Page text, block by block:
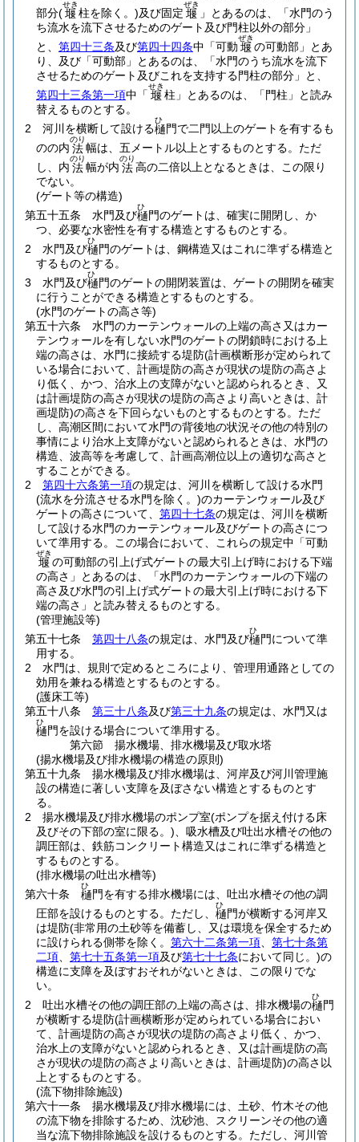
部分(堰
せき
柱を除く。)及び固定 堰
ぜき
」とあるのは、「水門のう
ち流水を流下させるためのゲート及び門柱以外の部分」
と、 第四十三条及び第四十四条中「可動 堰
ぜき
の可動部」とあ
り、及び「可動部」とあるのは、「水門のうち流水を流下
させるためのゲート及びこれを支持する門柱の部分」と、
第四十三条第一項中「 堰
せき
柱」とあるのは、「門柱」と読み
替えるものとする。
2
河川を横断して設ける樋
ひ
門で二門以上のゲートを有するも
のの内 法
のり
幅は、五メートル以上とするものとする。 ただ
し、内 法
のり
幅が内 法
のり
高の二倍以上となるときは、この限り
でない。
(ゲート等の構造)
第五十五条
水門及び樋
ひ
門のゲートは、確実に開閉し、か
つ、必要な水密性を有する構造とするものとする。
2
水門及び樋
ひ
門のゲートは、鋼構造又はこれに準ずる構造と
するものとする。
3
水門及び樋
ひ
門のゲートの開閉装置は、ゲートの開閉を確実
に行うことができる構造とするものとする。
(水門のゲートの高さ等)
第五十六条
水門のカーテンウォールの上端の高さ又はカー
テンウォールを有しない水門のゲートの閉鎖時における上
端の高さは、水門に接続する堤防(計画横断形が定められて
いる場合において、計画堤防の高さが現状の堤防の高さよ
り低く、かつ、治水上の支障がないと認められるとき、又
は計画堤防の高さが現状の堤防の高さより高いときは、計
画堤防)の高さを下回らないものとするものとする。 ただ
し、高潮区間において水門の背後地の状況その他の特別の
事情により治水上支障がないと認められるときは、水門の
構造、波高等を考慮して、計画高潮位以上の適切な高さと
することができる。
2
第四十六条第一項の規定は、河川を横断して設ける水門
(流水を分流させる水門を除く。)のカーテンウォール及び
ゲートの高さについて、 第四十七条の規定は、河川を横断
して設ける水門のカーテンウォール及びゲートの高さにつ
いて準用する。
この場合において、これらの規定中「可動
堰
ぜき
の可動部の引上げ式ゲートの最大引上げ時における下端
の高さ」とあるのは、「水門のカーテンウォールの下端の
高さ及び水門の引上げ式ゲートの最大引上げ時における下
端の高さ」と読み替えるものとする。
(管理施設等)
第五十七条
第四十八条の規定は、水門及び樋
ひ
門について準
用する。
2
水門は、規則で定めるところにより、管理用通路としての
効用を兼ねる構造とするものとする。
(護床工等)
第五十八条
第三十八条及び第三十九条の規定は、水門又は
樋
ひ
門を設ける場合について準用する。
第六節
揚水機場、排水機場及び取水塔
(揚水機場及び排水機場の構造の原則)
第五十九条
揚水機場及び排水機場は、河岸及び河川管理施
設の構造に著しい支障を及ぼさない構造とするものとす
る。
2
揚水機場及び排水機場のポンプ室(ポンプを据え付ける床
及びその下部の室に限る。) 、吸水槽及び吐出水槽その他の
調圧部は、鉄筋コンクリート構造又はこれに準ずる構造と
するものとする。
(排水機場の吐出水槽等)
第六十条
樋
ひ
門を有する排水機場には、吐出水槽その他の調
圧部を設けるものとする。 ただし、 樋
ひ
門が横断する河岸又
は堤防(非常用の土砂等を備蓄し、又は環境を保全するため
に設けられる側帯を除く。 第六十二条第一項
第七十条第
二項
第七十五条第一項及び第七十七条において同じ。)の
構造に支障を及ぼすおそれがないときは、この限りでな
い。
2
吐出水槽その他の調圧部の上端の高さは、排水機場の樋
ひ
門
が横断する堤防(計画横断形が定められている場合におい
て、計画堤防の高さが現状の堤防の高さより低く、かつ、
治水上の支障がないと認められるとき、又は計画堤防の高
さが現状の堤防の高さより高いときは、計画堤防)の高さ以
上とするものとする。
(流下物排除施設)
第六十一条
揚水機場及び排水機場には、土砂、竹木その他
の流下物を排除するため、沈砂池、スクリーンその他の適
当な流下物排除施設を設けるものとする。 ただし、河川管